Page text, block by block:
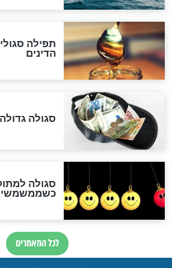
המסמך האבוד
במרתפי
הנדיר של
"מודה לקב"ה
לכל המאמרים
אחרית